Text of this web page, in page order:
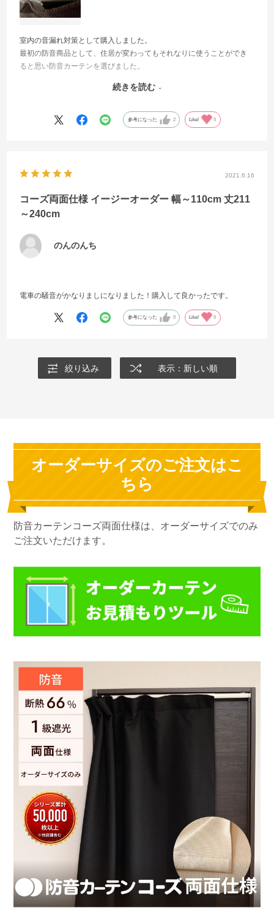
室内の音漏れ対策として購入しました。
最初の防音商品として、住居が変わってもそれなりに使うことができ
ると思い防音カーテンを選びました。
減しこもった感じになるので満足しています。
どこにでも掛けられるので、住居が変わっても使いやすく汎用性が高
それなりに重たいので、カーテンレールは金属金具を推奨します。
で助かっています。
続きを読む
参考になった 2 Like! 0
2021.6.16
コーズ両面仕様 イージーオーダー 幅～110cm 丈211
～240cm
のんのんち
電車の騒音がかなりましになりました！購入して良かったです。
参考になった 0 Like! 0
絞り込み 表示：新しい順
オーダーサイズのご注文はこ
ちら
防音カーテンコーズ両面仕様は、オーダーサイズでのみ
ご注文いただけます。